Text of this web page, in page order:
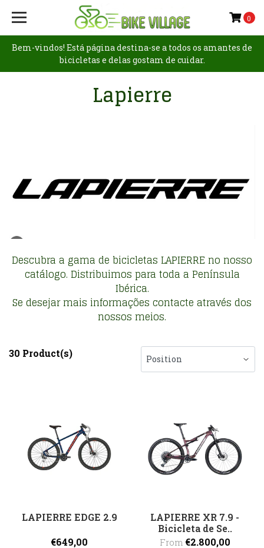
Bem-vindos! Está página destina-se a todos os amantes de
bicicletas e delas gostam de cuidar.
0
Lapierre
Descubra a gama de bicicletas LAPIERRE no nosso
catálogo. Distribuimos para toda a Península
Ibérica.
Se desejar mais informações contacte através dos
nossos meios.
30 Product(s)
LAPIERRE EDGE 2.9
€649,00
LAPIERRE XR 7.9 -
Bicicleta de Se..
From €2.800,00